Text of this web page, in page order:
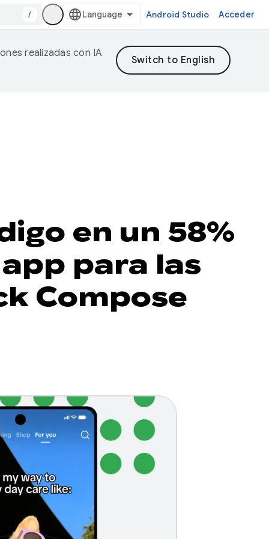
/ Android Studio Acceder
realizadas con IA
en un 58%
para las
Compose